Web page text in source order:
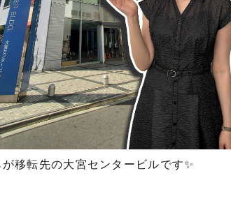
転先の大宮センタービルです✨